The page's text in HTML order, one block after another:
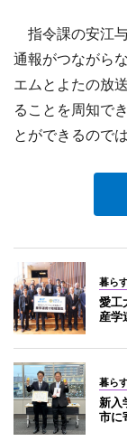
指令課の安江
通報がつながら
エムとよたの放
ることを周知で
とができるので
暮ら
愛工
産学
暮ら
新入
市に